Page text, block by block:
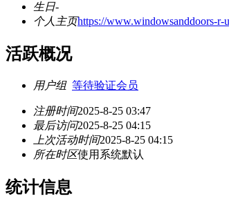
生日-
个人主页https://www.windowsanddoors-r-
活跃概况
用户组 等待验证会员
注册时间2025-8-25 03:47
最后访问2025-8-25 04:15
上次活动时间2025-8-25 04:15
所在时区使用系统默认
统计信息